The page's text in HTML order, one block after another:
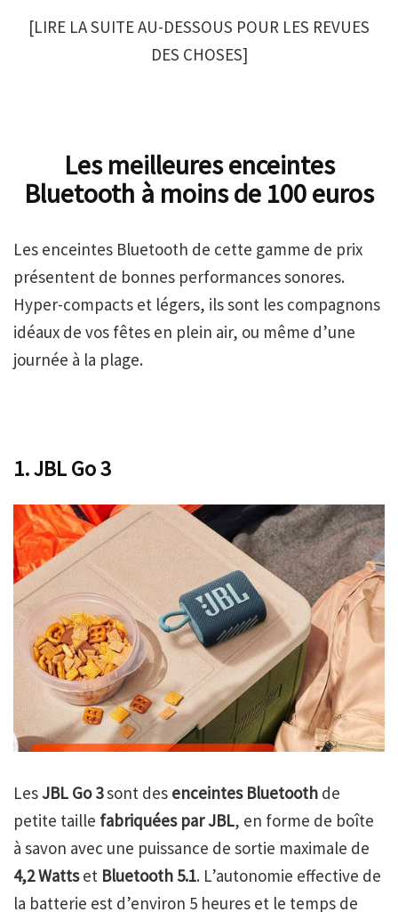
[LIRE LA SUITE AU-DESSOUS POUR LES REVUES
DES CHOSES]
Les meilleures enceintes
Bluetooth à moins de 100 euros
Les enceintes Bluetooth de cette gamme de prix
présentent de bonnes performances sonores.
Hyper-compacts et légers, ils sont les compagnons
idéaux de vos fêtes en plein air, ou même d’une
journée à la plage.
1. JBL Go 3
LesJBL Go 3sont des enceintes Bluetooth de
petite taille fabriquées par JBL, en forme de boîte
à savon avec une puissance de sortie maximale de
4,2 Wattset Bluetooth 5.1. L’autonomie effective de
la batterie est d’environ 5 heures et le temps de